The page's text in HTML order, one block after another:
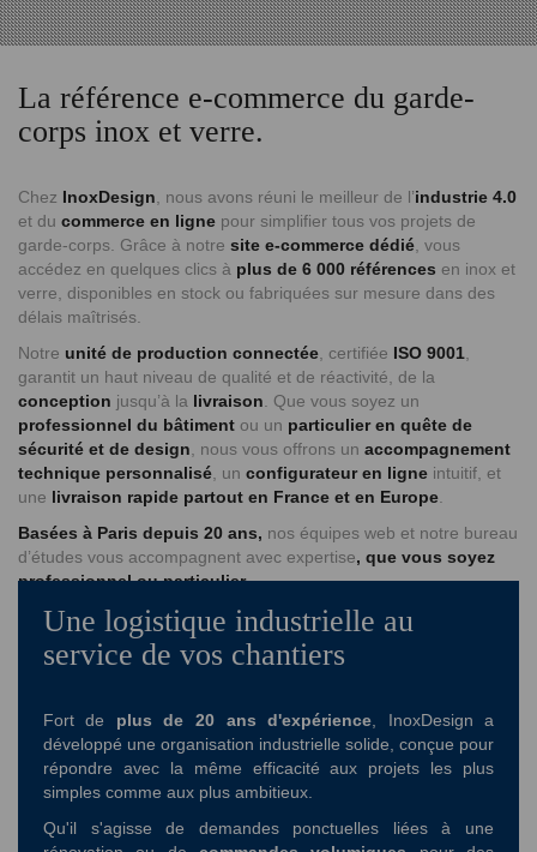
La référence e-commerce du garde-
corps inox et verre.
Chez InoxDesign , nous avons réuni le meilleur de l’industrie 4.0
et du commerce en ligne pour simplifier tous vos projets de
garde-corps. Grâce à notre site e-commerce dédié , vous
accédez en quelques clics à plus de 6 000 références en inox et
verre, disponibles en stock ou fabriquées sur mesure dans des
délais maîtrisés.
Notre unité de production connectée , certifiée ISO 9001
garantit un haut niveau de qualité et de réactivité, de la
conception jusqu’à la livraison . Que vous soyez un
professionnel du bâtiment ou un particulier en quête de
sécurité et de design , nous vous offrons un accompagnement
technique personnalisé , un configurateur en ligne intuitif, et
une livraison rapide partout en France et en Europe
Basées à Paris depuis 20 ans, nos équipes web et notre bureau
d’études vous accompagnent avec expertise, que vous soyez
professionnel ou particulier.
Avec InoxDesign, vous choisissez unpartenaire fiable
résolument tourné vers l’innovation pour la réussite de vos
projets.
Le haut de gamme, made in Sud-Tyrol
Une logistique industrielle au
service de vos chantiers
Fort de plus de 20 ans d'expérience , InoxDesign a
développé une organisation industrielle solide, conçue pour
répondre avec la même efficacité aux projets les plus
simples comme aux plus ambitieux.
Qu'il s'agisse de demandes ponctuelles liées à une